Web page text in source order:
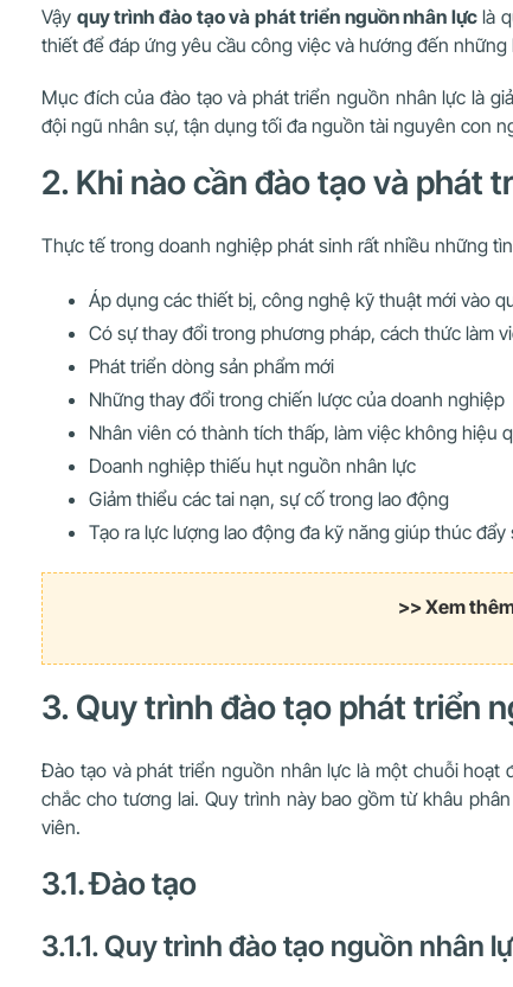
Vậy quy trình đào tạo và phát triển nguồn nhân lựclà
thiết để đáp ứng yêu cầu công việc và hướng đến những
Mục đích của đào tạo và phát triển nguồn nhân lực là
đội ngũ nhân sự, tận dụng tối đa nguồn tài nguyên con
2. Khi nào cần đào tạo và phát
Thực tế trong doanh nghiệp phát sinh rất nhiều những
Áp dụng các thiết bị, công nghệ kỹ thuật mới vào
Có sự thay đổi trong phương pháp, cách thức làm
Phát triển dòng sản phẩm mới
Những thay đổi trong chiến lược của doanh nghiệp
Nhân viên có thành tích thấp, làm việc không hiệu
Doanh nghiệp thiếu hụt nguồn nhân lực
Giảm thiểu các tai nạn, sự cố trong lao động
Tạo ra lực lượng lao động đa kỹ năng giúp thúc
>> Xem
3. Quy trình đào tạo phát triển
Đào tạo và phát triển nguồn nhân lực là một chuỗi
chắc cho tương lai. Quy trình này bao gồm từ khâu
viên.
3.1. Đào tạo
3.1.1. Quy trình đào tạo nguồn nhân